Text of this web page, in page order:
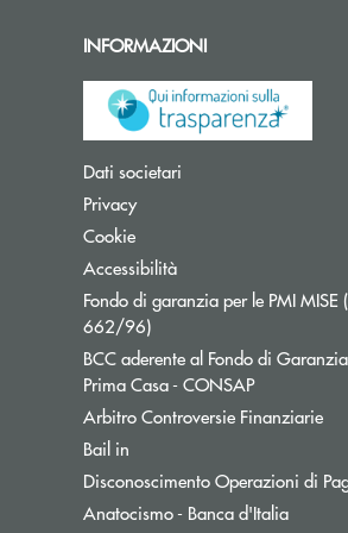
INFORMAZIONI
Dati societari
PrivacyApre una nuova finestra
CookieApre una nuova finestra
AccessibilitàApre una nuova finestra
Fondo di garanzia per le PMI MISE
662/96)Apre una nuova finestra
BCC aderente al Fondo di
Prima Casa - CONSAPApre una
Arbitro Controversie Finanziarie
Bail in
Disconoscimento Operazioni di
Anatocismo - Banca d'ItaliaApre